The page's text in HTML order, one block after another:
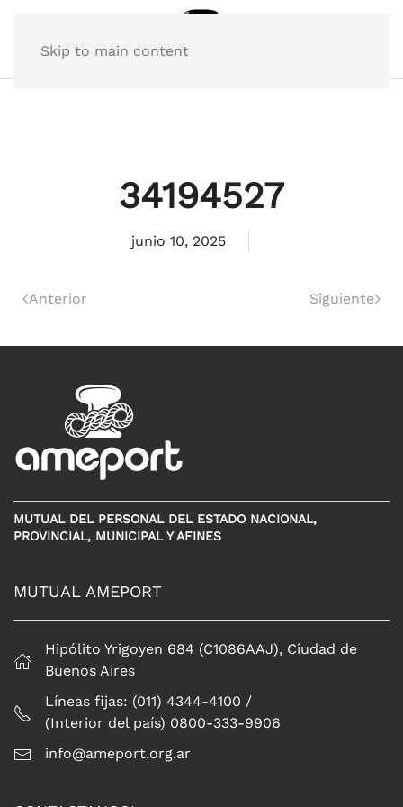
Skip to main content
34194527
junio 10, 2025
Anterior Siguiente
MUTUAL DEL PERSONAL DEL ESTADO NACIONAL,
PROVINCIAL, MUNICIPAL Y AFINES
MUTUAL AMEPORT
Hipólito Yrigoyen 684 (C1086AAJ), Ciudad de
Buenos Aires
Líneas fijas: (011) 4344-4100 /
(Interior del país) 0800-333-9906
info@ameport.org.ar